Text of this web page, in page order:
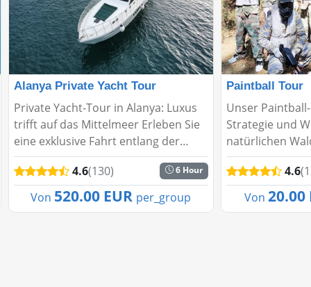
Alanya Private Yacht Tour
Private Yacht-Tour in Alanya: Luxus
trifft auf das Mittelmeer Erleben Sie
eine exklusive Fahrt entlang der
malerischen Küste von Alanya. Diese
individuell gestaltete Yachttour
verbindet Komfort, Romantik und
4.6(130) 6 Hour
Von 520.00 EUR per_group
Paintball Tour
Unser
Strategie und
natürlichen
bietet den
professionelles
Spiel. Der
4.6
Von 20.00